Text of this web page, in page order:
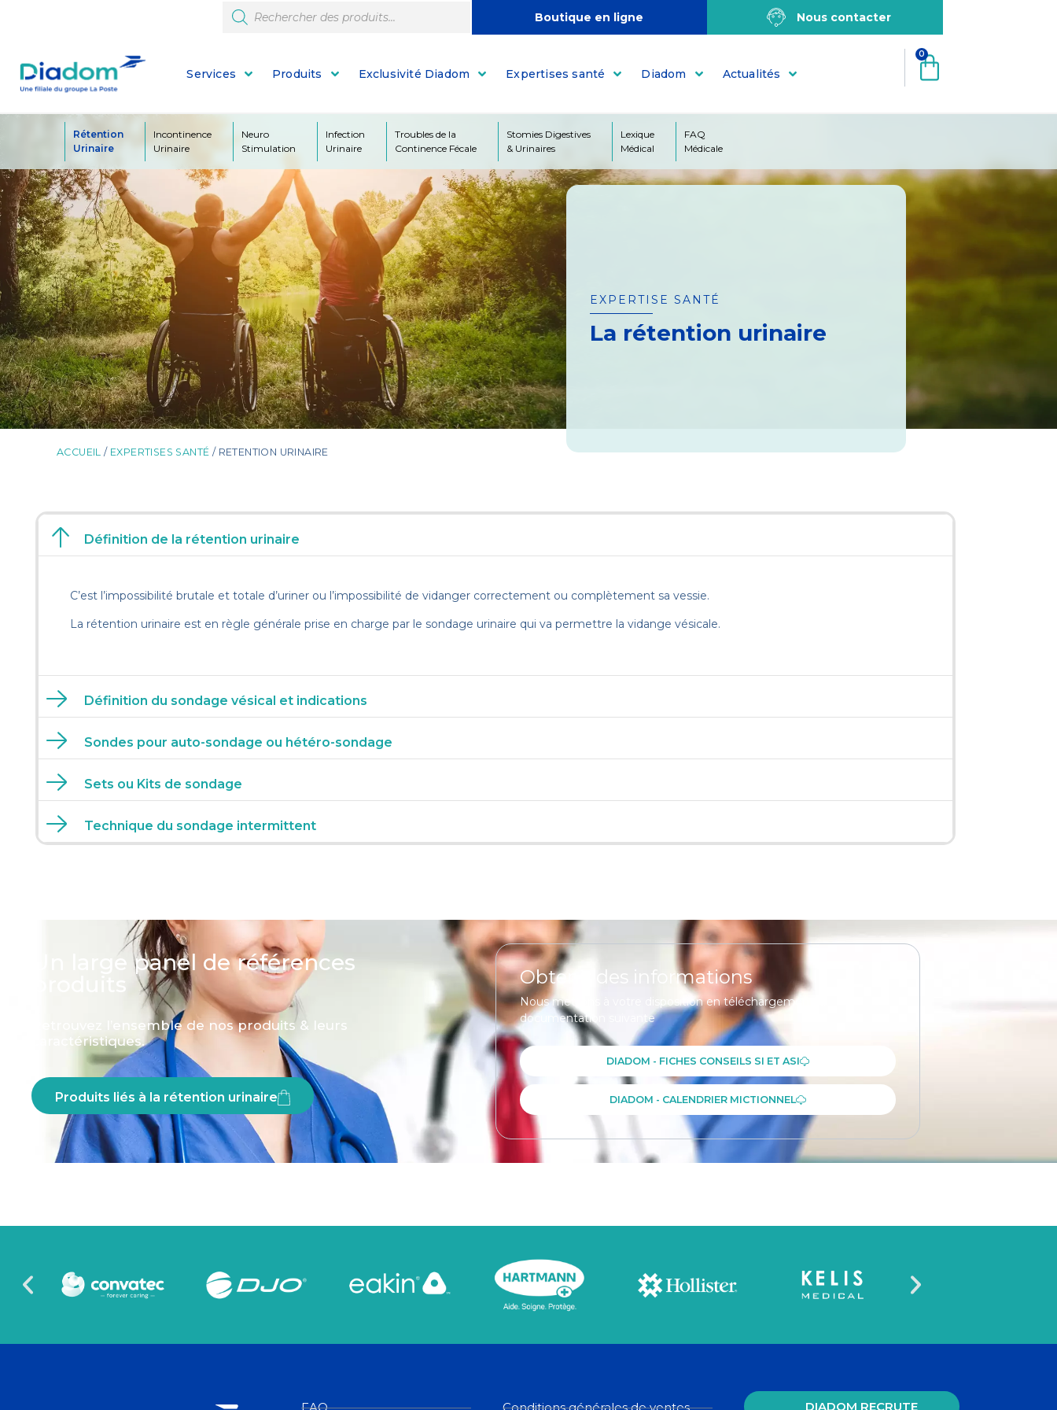
Boutique en ligne Nous contacter
Services Produits Exclusivité Diadom Expertises santé Diadom Actualités
0
Rétention
Urinaire
Incontinence
Urinaire
Neuro
Stimulation
Infection
Urinaire
Troubles de la
Continence Fécale
Stomies Digestives
& Urinaires
Lexique
Médical
FAQ
Médicale
EXPERTISE SANTÉ
La rétention urinaire
ACCUEIL / EXPERTISES SANTÉ / RETENTION URINAIRE
Définition de la rétention urinaire
C’est l’impossibilité brutale et totale d’uriner ou l’impossibilité de vidanger correctement ou complètement sa vessie.
La rétention urinaire est en règle générale prise en charge par le sondage urinaire qui va permettre la vidange vésicale.
Définition du sondage vésical et indications
Sondes pour auto-sondage ou hétéro-sondage
Sets ou Kits de sondage
Technique du sondage intermittent
Un large panel de références
produits
Retrouvez l’ensemble de nos produits & leurs
caractéristiques.
Produits liés à la rétention urinaire
Obtenir des informations
Nous mettons à votre disposition en téléchargement la
documentation suivante
DIADOM - FICHES CONSEILS SI ET ASI
DIADOM - CALENDRIER MICTIONNEL
DIADOM RECRUTE